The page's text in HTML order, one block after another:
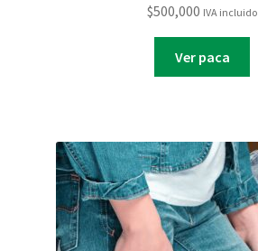
$500,000 IVA incluido
Ver paca